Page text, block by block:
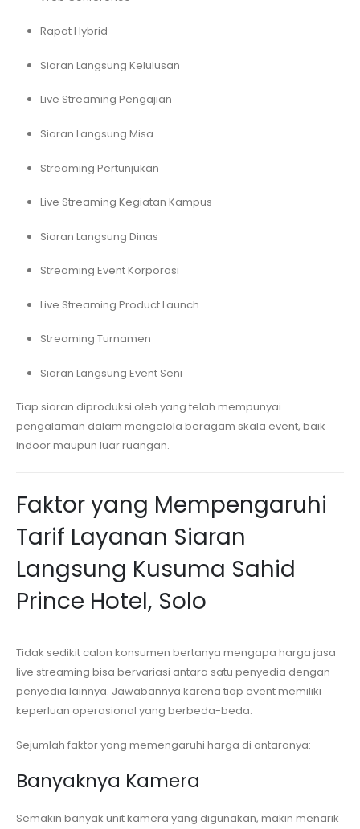
Rapat Hybrid
Siaran Langsung Kelulusan
Live Streaming Pengajian
Siaran Langsung Misa
Streaming Pertunjukan
Live Streaming Kegiatan Kampus
Siaran Langsung Dinas
Streaming Event Korporasi
Live Streaming Product Launch
Streaming Turnamen
Siaran Langsung Event Seni
Tiap siaran diproduksi oleh yang telah mempunyai
pengalaman dalam mengelola beragam skala event, baik
indoor maupun luar ruangan.
Faktor yang Mempengaruhi
Tarif Layanan Siaran
Langsung Kusuma Sahid
Prince Hotel, Solo
Tidak sedikit calon konsumen bertanya mengapa harga jasa
live streaming bisa bervariasi antara satu penyedia dengan
penyedia lainnya. Jawabannya karena tiap event memiliki
keperluan operasional yang berbeda-beda.
Sejumlah faktor yang memengaruhi harga di antaranya:
Banyaknya Kamera
Semakin banyak unit kamera yang digunakan, makin menarik